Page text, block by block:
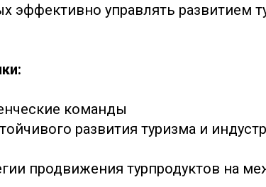
эффективно управлять развитием
команды
развития туризма и
продвижения турпродуктов на